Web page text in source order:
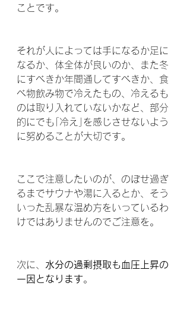
ことです。
それが人によっては手になるか足に
なるか、体全体が良いのか、また冬
にすべきか年間通してすべきか、食
べ物飲み物で冷えたもの、冷えるも
のは取り入れていないかなど、部分
的にでも｢冷え｣を感じさせないよう
に努めることが大切です。
ここで注意したいのが、のぼせ過ぎ
るまでサウナや湯に入るとか、そう
いった乱暴な温め方をいっているわ
けではありませんのでご注意を。
次に、 水分の過剰摂取も血圧上昇の
一因となります。